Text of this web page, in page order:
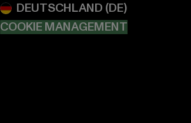
COOKIE MANAGEMENT